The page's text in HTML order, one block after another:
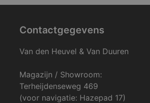
Contactgegevens
Van den Heuvel & Van Duuren
Magazijn / Showroom:
Terheijdenseweg 469
(voor navigatie: Hazepad 17)